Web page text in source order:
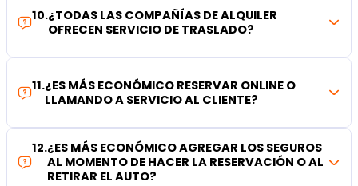
10.¿TODAS LAS COMPAÑÍAS DE ALQUILER
OFRECEN SERVICIO DE TRASLADO?
11.¿ES MÁS ECONÓMICO RESERVAR ONLINE O
LLAMANDO A SERVICIO AL CLIENTE?
12.¿ES MÁS ECONÓMICO AGREGAR LOS SEGUROS
AL MOMENTO DE HACER LA RESERVACIÓN O AL
RETIRAR EL AUTO?